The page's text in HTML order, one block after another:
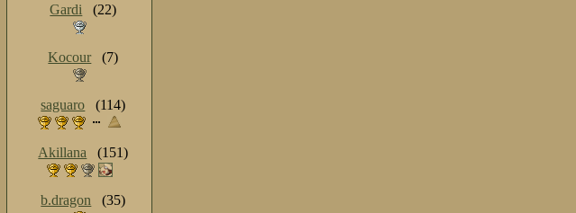
Gardi
(22)
Kocour (7)
saguaro (114)
Akillana (151)
b.dragon (35)